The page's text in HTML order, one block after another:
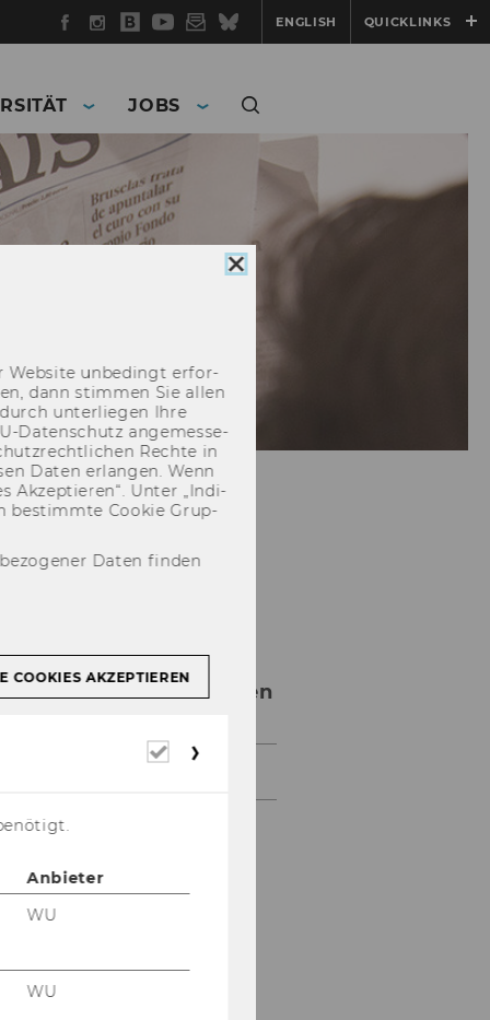
Facebook
Instagram
WU
Blog
YouTube
Newsletter
BlueskyENGLISH QUICKLINKS
JOBS
Presseaussendungen
Cookie
Web­site un­be­dingt er­for­
dann stim­men Sie allen
un­ter­lie­gen Ihre
​Datenschutz an­ge­mes­se­
Rech­te in
Daten er­lan­gen. Wenn
Ak­zep­tie­ren“. Unter „In­di­
be­stimm­te Coo­kie Grup­
Daten finden
COOKIES AKZEPTIEREN
Erforderliche
Anbieter
WU
WU